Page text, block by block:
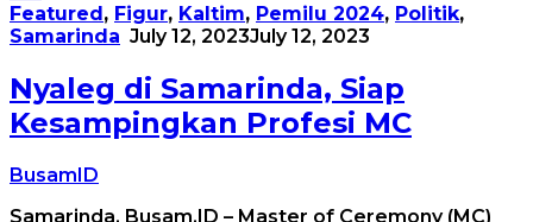
Featured, Figur, Kaltim, Pemilu 2024, Politik,
Samarinda July 12, 2023July 12, 2023
Nyaleg di Samarinda, Siap
Kesampingkan Profesi MC
BusamID
Samarinda, Busam.ID – Master of Ceremony (MC)